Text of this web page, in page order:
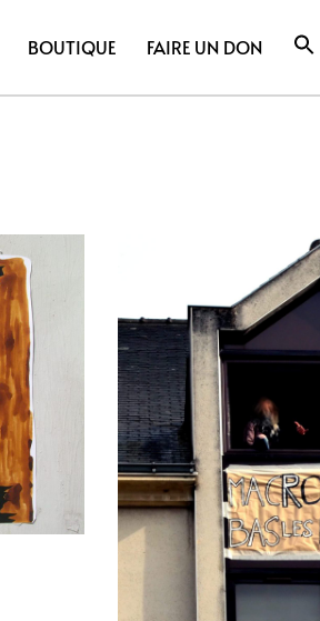
BOUTIQUE FAIRE UN DON